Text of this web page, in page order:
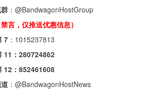
： @BandwagonHostGroup
言，仅推送优惠信息）
7 ： 1015237813
11： 280724862
12： 852461608
： @BandwagonHostNews